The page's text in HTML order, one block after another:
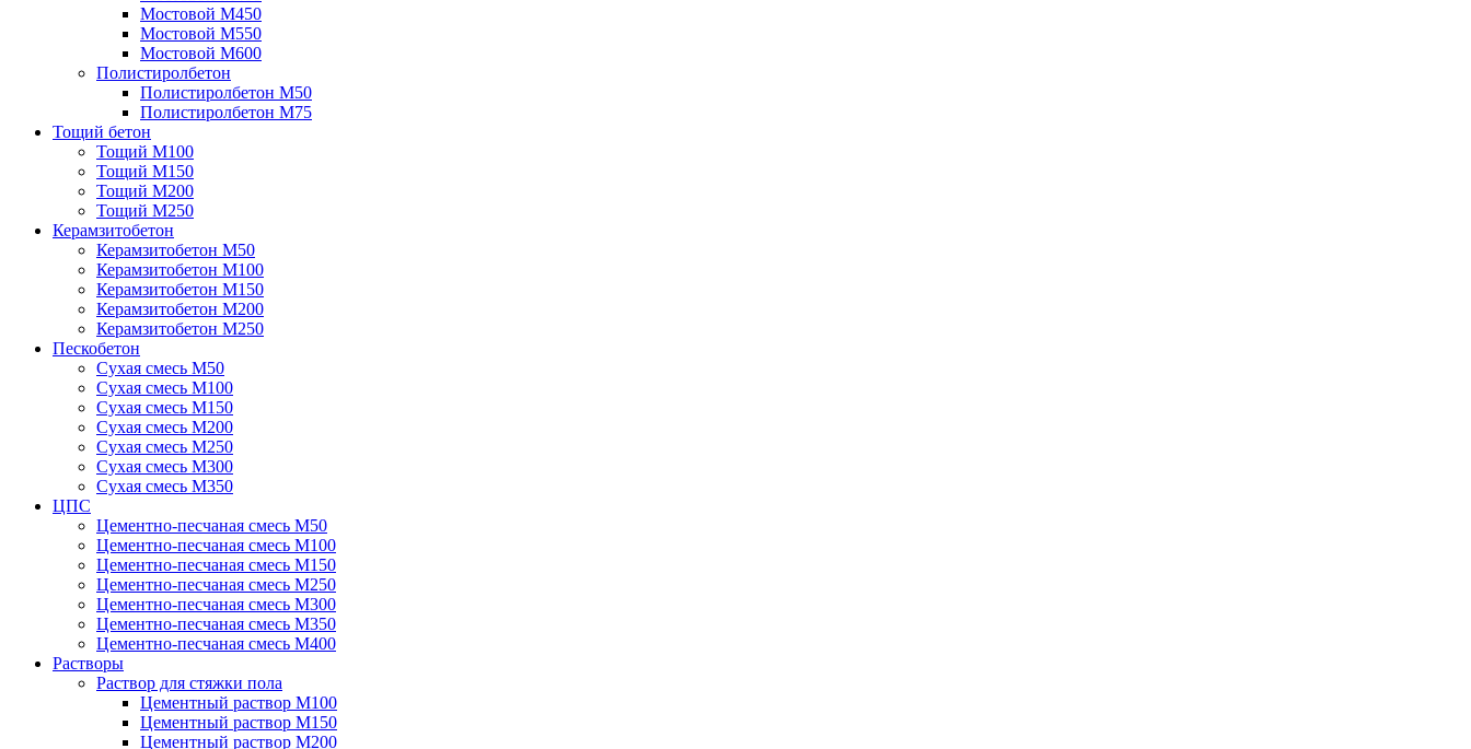
Мостовой М450
Мостовой М550
Мостовой М600
Полистиролбетон
Полистиролбетон М50
Полистиролбетон М75
Тощий бетон
Тощий М100
Тощий М150
Тощий М200
Тощий М250
Керамзитобетон
Керамзитобетон М50
Керамзитобетон М100
Керамзитобетон М150
Керамзитобетон М200
Керамзитобетон М250
Пескобетон
Сухая смесь М50
Сухая смесь М100
Сухая смесь М150
Сухая смесь М200
Сухая смесь М250
Сухая смесь М300
Сухая смесь М350
ЦПС
Цементно-песчаная смесь М50
Цементно-песчаная смесь М100
Цементно-песчаная смесь М150
Цементно-песчаная смесь М250
Цементно-песчаная смесь М300
Цементно-песчаная смесь М350
Цементно-песчаная смесь М400
Растворы
Раствор для стяжки пола
Цементный раствор М100
Цементный раствор М150
Цементный раствор М200